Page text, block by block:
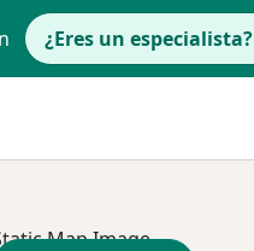
¿Eres un especialista?